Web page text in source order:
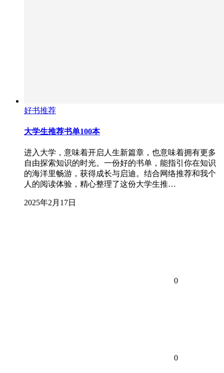
好书推荐
大学生推荐书单100本
进入大学，意味着开启人生新篇章，也意味着拥有更多
自由探索知识的时光。一份好的书单，能指引你在知识
的海洋里畅游，获得成长与启迪。结合网络推荐和我个
人的阅读体验，精心整理了这份大学生推…
2025年2月17日
0
0